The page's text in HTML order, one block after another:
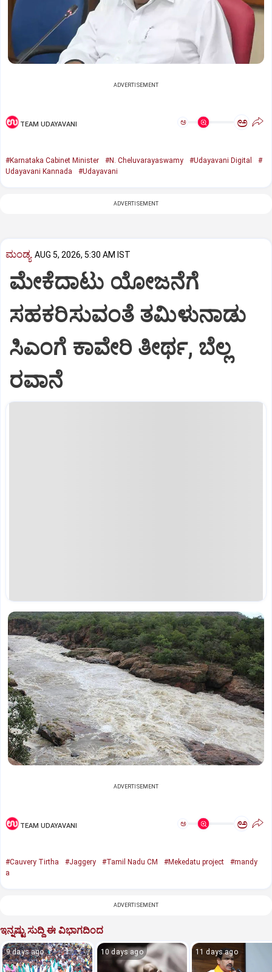
ADVERTISEMENT
TEAM UDAYAVANI ಅ ಅ
#Karnataka Cabinet Minister #N. Cheluvarayaswamy #Udayavani Digital
#
Udayavani Kannada
#Udayavani
ADVERTISEMENT
ಮಂಡ್ಯ AUG 5, 2026, 5:30 AM IST
ಮೇಕೆದಾಟು ಯೋಜನೆಗೆ
ಸಹಕರಿಸುವಂತೆ ತಮಿಳುನಾಡು
ಸಿಎಂಗೆ ಕಾವೇರಿ ತೀರ್ಥ, ಬೆಲ್ಲ
ರವಾನೆ
ADVERTISEMENT
TEAM UDAYAVANI ಅ ಅ
#Cauvery Tirtha #Jaggery #Tamil Nadu CM #Mekedatu project
#mandy
a
ADVERTISEMENT
ಇನ್ನಷ್ಟು ಸುದ್ದಿ ಈ ವಿಭಾಗದಿಂದ
9 days ago 10 days ago 11 days ago